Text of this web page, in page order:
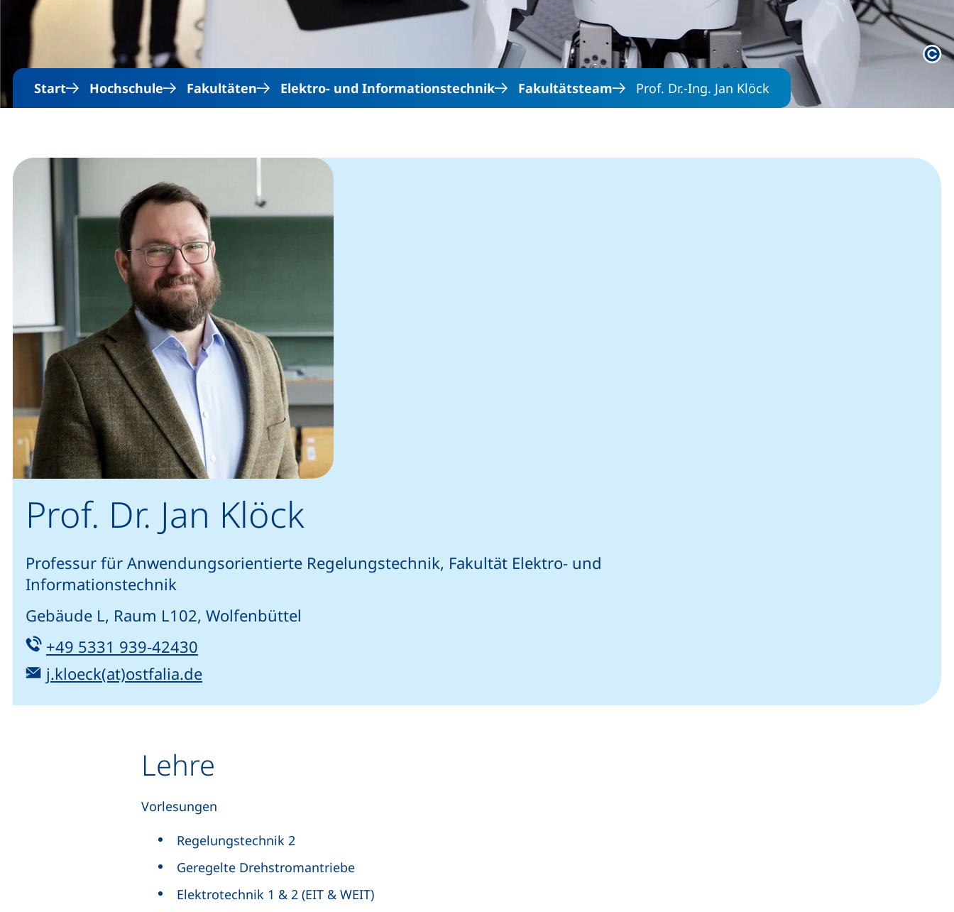
Start
Hochschule Fakultäten Elektro- und Informationstechnik Fakultätsteam Prof. Dr.-Ing. Jan Klöck
Prof. Dr. Jan Klöck
Professur für Anwendungsorientierte Regelungstechnik, Fakultät Elektro- und
Informationstechnik
Gebäude L, Raum L102, Wolfenbüttel
Tel:
+49 5331 939-42430
E-Mail:
j.kloeck(at)ostfalia.de(öffnet Ihr E-Mail-Programm)
Lehre
Vorlesungen
Regelungstechnik 2
Geregelte Drehstromantriebe
Elektrotechnik 1 & 2 (EIT & WEIT)